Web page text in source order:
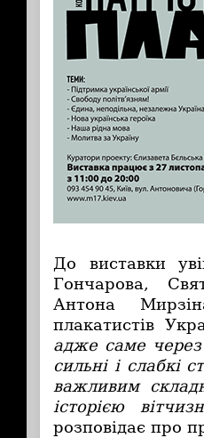
До виставки
Гончарова,
Антона
плакатистів
адже саме через
сильні і слабкі
важливим
історією
розповідає про